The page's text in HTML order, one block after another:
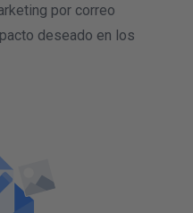
por correo
deseado en los